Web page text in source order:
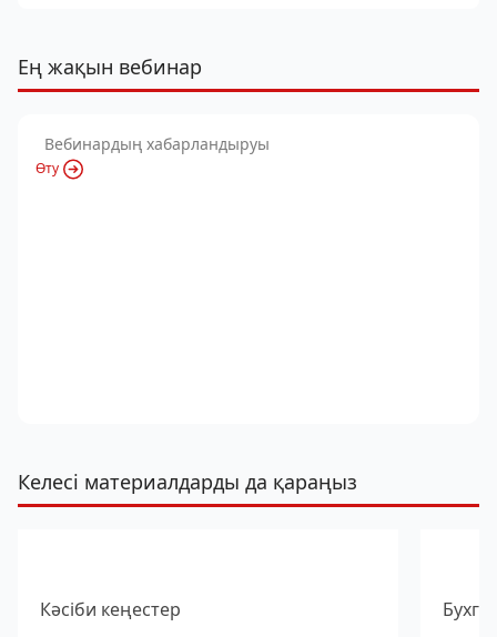
Ең жақын вебинар
Вебинардың хабарландыруы
Өту
Келесі материалдарды да қараңыз
Кәсіби кеңестер